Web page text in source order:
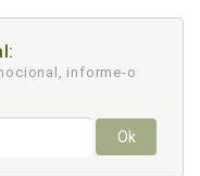
informe-o
Ok